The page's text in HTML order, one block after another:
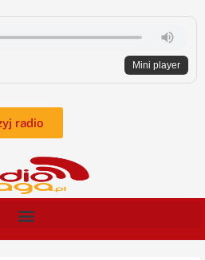
Mini player
radio